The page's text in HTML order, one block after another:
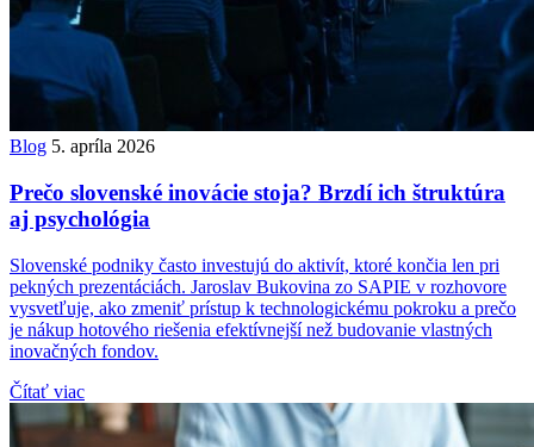
Blog 5. apríla 2026
Prečo slovenské inovácie stoja? Brzdí ich štruktúra
aj psychológia
Slovenské podniky často investujú do aktivít, ktoré končia len pri
pekných prezentáciách. Jaroslav Bukovina zo SAPIE v rozhovore
vysvetľuje, ako zmeniť prístup k technologickému pokroku a prečo
je nákup hotového riešenia efektívnejší než budovanie vlastných
inovačných fondov.
Čítať viac